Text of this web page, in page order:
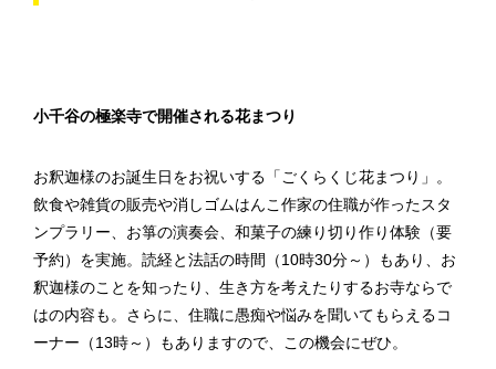
小千谷の極楽寺で開催される花まつり
お釈迦様のお誕生日をお祝いする「ごくらくじ花まつり」。
飲食や雑貨の販売や消しゴムはんこ作家の住職が作ったスタ
ンプラリー、お箏の演奏会、和菓子の練り切り作り体験（要
予約）を実施。読経と法話の時間（10時30分～）もあり、お
釈迦様のことを知ったり、生き方を考えたりするお寺ならで
はの内容も。さらに、住職に愚痴や悩みを聞いてもらえるコ
ーナー（13時～）もありますので、この機会にぜひ。